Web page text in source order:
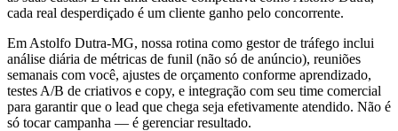
cada real desperdiçado é um cliente ganho pelo concorrente.
Em Astolfo Dutra-MG, nossa rotina como gestor de tráfego inclui
análise diária de métricas de funil (não só de anúncio), reuniões
semanais com você, ajustes de orçamento conforme aprendizado,
testes A/B de criativos e copy, e integração com seu time comercial
para garantir que o lead que chega seja efetivamente atendido. Não é
só tocar campanha — é gerenciar resultado.